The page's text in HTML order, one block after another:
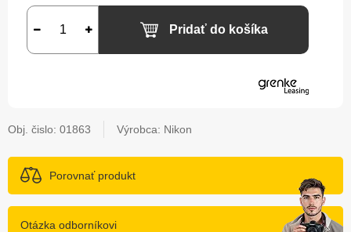
Pridať do košíka
Obj. čislo: 01863 Výrobca: Nikon
Porovnať produkt
Otázka odborníkovi